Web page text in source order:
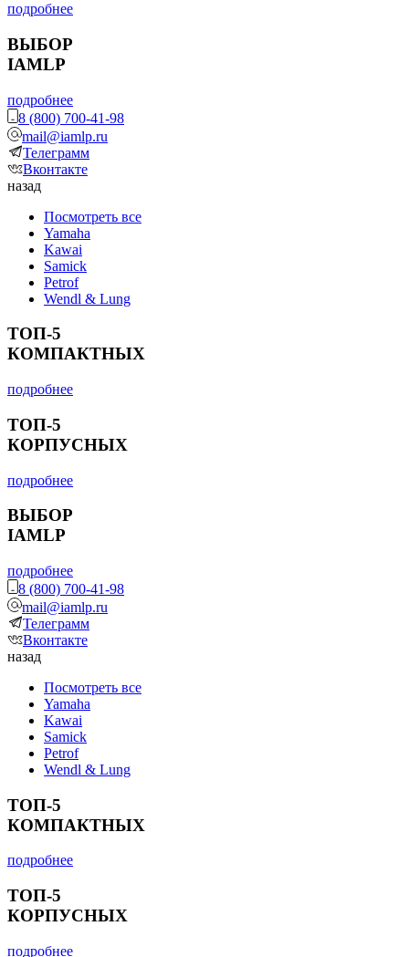
подробнее
ВЫБОР
IAMLP
подробнее
8 (800) 700-41-98
mail@iamlp.ru
Телеграмм
Вконтакте
назад
Посмотреть все
Yamaha
Kawai
Samick
Petrof
Wendl & Lung
ТОП-5
КОМПАКТНЫХ
подробнее
ТОП-5
КОРПУСНЫХ
подробнее
ВЫБОР
IAMLP
подробнее
8 (800) 700-41-98
mail@iamlp.ru
Телеграмм
Вконтакте
назад
Посмотреть все
Yamaha
Kawai
Samick
Petrof
Wendl & Lung
ТОП-5
КОМПАКТНЫХ
подробнее
ТОП-5
КОРПУСНЫХ
подробнее